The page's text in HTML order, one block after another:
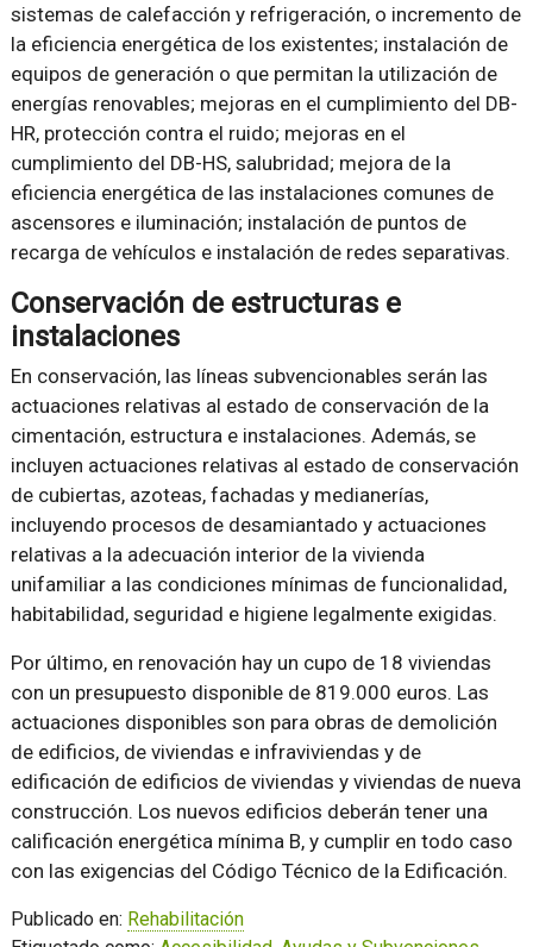
sistemas de calefacción y refrigeración, o incremento de
la eficiencia energética de los existentes; instalación de
equipos de generación o que permitan la utilización de
energías renovables; mejoras en el cumplimiento del DB-
HR, protección contra el ruido; mejoras en el
cumplimiento del DB-HS, salubridad; mejora de la
eficiencia energética de las instalaciones comunes de
ascensores e iluminación; instalación de puntos de
recarga de vehículos e instalación de redes separativas.
Conservación de estructuras e
instalaciones
En conservación, las líneas subvencionables serán las
actuaciones relativas al estado de conservación de la
cimentación, estructura e instalaciones. Además, se
incluyen actuaciones relativas al estado de conservación
de cubiertas, azoteas, fachadas y medianerías,
incluyendo procesos de desamiantado y actuaciones
relativas a la adecuación interior de la vivienda
unifamiliar a las condiciones mínimas de funcionalidad,
habitabilidad, seguridad e higiene legalmente exigidas.
Por último, en renovación hay un cupo de 18 viviendas
con un presupuesto disponible de 819.000 euros. Las
actuaciones disponibles son para obras de demolición
de edificios, de viviendas e infraviviendas y de
edificación de edificios de viviendas y viviendas de nueva
construcción. Los nuevos edificios deberán tener una
calificación energética mínima B, y cumplir en todo caso
con las exigencias del Código Técnico de la Edificación.
Publicado en: Rehabilitación